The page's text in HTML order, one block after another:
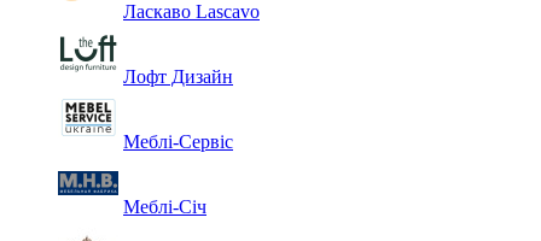
Ласкаво Lascavo
Лофт Дизайн
Меблі-Сервіс
Меблі-Січ